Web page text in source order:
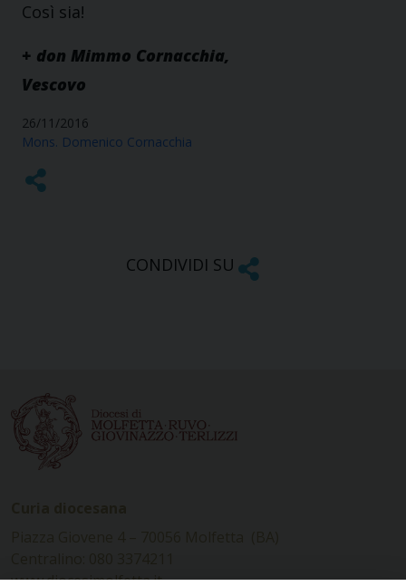
Così sia!
+ don Mimmo Cornacchia,
Vescovo
26/11/2016
Mons. Domenico Cornacchia
CONDIVIDI SU
www.diocesimolfetta.it –